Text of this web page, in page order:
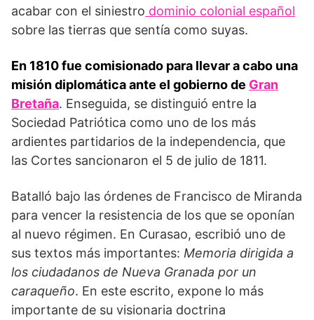
acabar con el siniestro dominio colonial español
sobre las tierras que sentía como suyas.
En 1810 fue comisionado para llevar a cabo una
misión diplomática ante el gobierno de Gran
Bretaña. Enseguida, se distinguió entre la
Sociedad Patriótica como uno de los más
ardientes partidarios de la independencia, que
las Cortes sancionaron el 5 de julio de 1811.
Batalló bajo las órdenes de Francisco de Miranda
para vencer la resistencia de los que se oponían
al nuevo régimen. En Curasao, escribió uno de
sus textos más importantes: Memoria dirigida a
los ciudadanos de Nueva Granada por un
caraqueño. En este escrito, expone lo más
importante de su visionaria doctrina